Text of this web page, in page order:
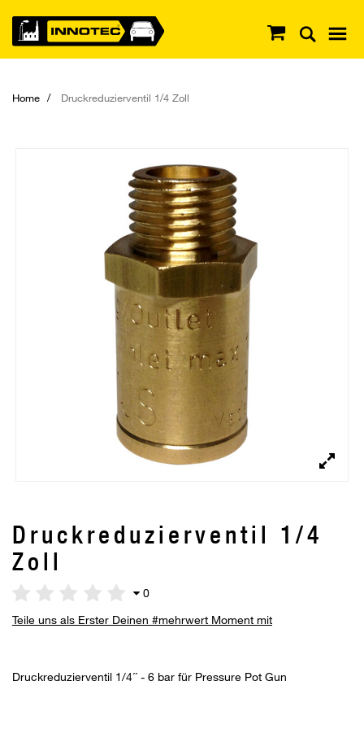
Home Druckreduzierventil 1/4 Zoll
Druckreduzierventil 1/4
Zoll
0
Teile uns als Erster Deinen #mehrwert Moment mit
Druckreduzierventil 1/4´´ - 6 bar für Pressure Pot Gun